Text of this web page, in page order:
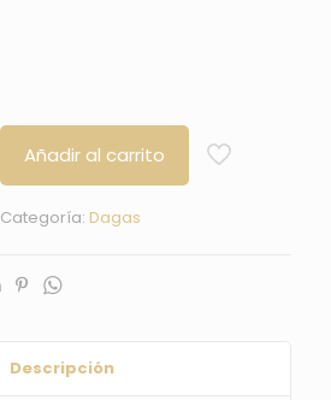
Añadir al carrito
Categoría: Dagas
Descripción